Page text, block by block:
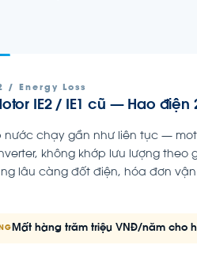
/ Energy Loss
IE2 / IE1 cũ — Hao điện
nước chạy gần như liên tục —
không khớp lưu lượng
lâu càng đốt điện, hóa đơn vận
Mất hàng trăm triệu VNĐ/năm cho